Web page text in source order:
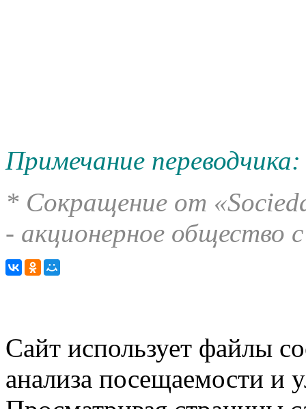
Примечание переводчика:
* Сокращение от
- акционерное общество
Сайт использует файлы
анализа посещаемости и